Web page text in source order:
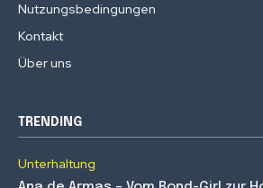
Nutzungsbedingungen
Kontakt
Über uns
TRENDING
Unterhaltung